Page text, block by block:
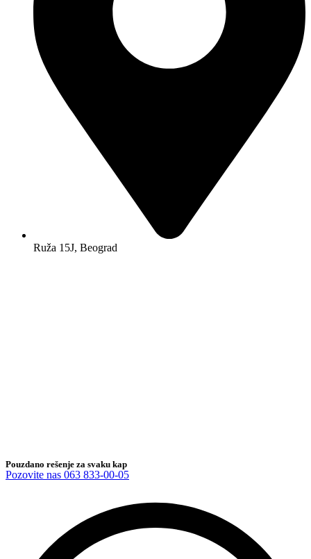
Ruža 15J, Beograd
Pouzdano rešenje za svaku kap
Pozovite nas 063 833-00-05